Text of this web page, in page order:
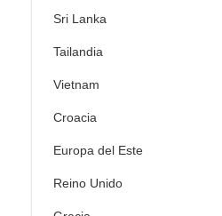
Sri Lanka
Tailandia
Vietnam
Croacia
Europa del Este
Reino Unido